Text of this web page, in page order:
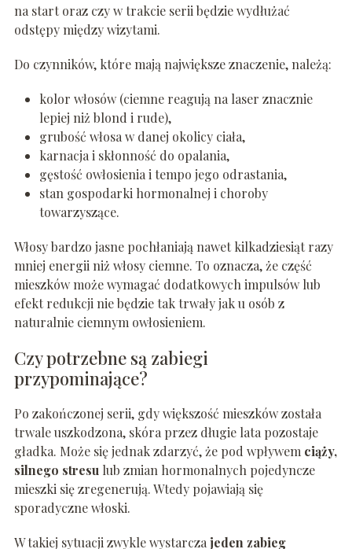
na start oraz czy w trakcie serii będzie wydłużać
odstępy między wizytami.
Do czynników, które mają największe znaczenie, należą:
kolor włosów (ciemne reagują na laser znacznie
lepiej niż blond i rude),
grubość włosa w danej okolicy ciała,
karnacja i skłonność do opalania,
gęstość owłosienia i tempo jego odrastania,
stan gospodarki hormonalnej i choroby
towarzyszące.
Włosy bardzo jasne pochłaniają nawet kilkadziesiąt razy
mniej energii niż włosy ciemne. To oznacza, że część
mieszków może wymagać dodatkowych impulsów lub
efekt redukcji nie będzie tak trwały jak u osób z
naturalnie ciemnym owłosieniem.
Czy potrzebne są zabiegi
przypominające?
Po zakończonej serii, gdy większość mieszków została
trwale uszkodzona, skóra przez długie lata pozostaje
gładka. Może się jednak zdarzyć, że pod wpływem ciąży,
silnego stresulub zmian hormonalnych pojedyncze
mieszki się zregenerują. Wtedy pojawiają się
sporadyczne włoski.
W takiej sytuacji zwykle wystarczajeden zabieg